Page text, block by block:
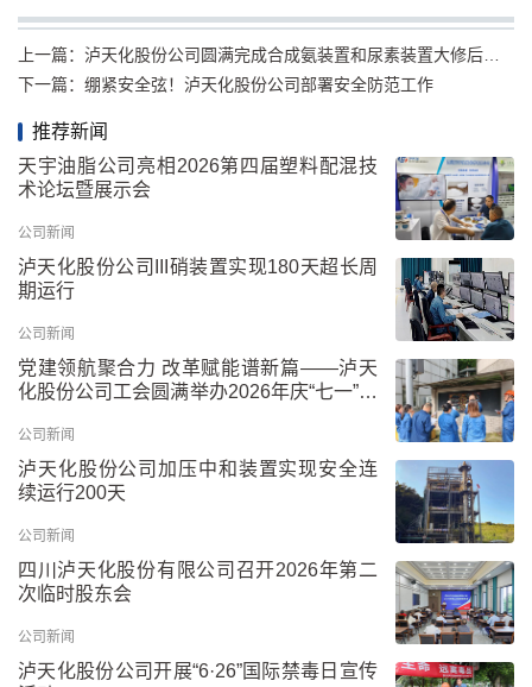
上一篇： 泸天化股份公司圆满完成合成氨装置和尿素装置大修后性能测试
下一篇： 绷紧安全弦！泸天化股份公司部署安全防范工作
推荐新闻
天宇油脂公司亮相2026第四届塑料配混技
术论坛暨展示会
公司新闻
泸天化股份公司III硝装置实现180天超长周
期运行
公司新闻
党建领航聚合力 改革赋能谱新篇——泸天
化股份公司工会圆满举办2026年庆“七一”板
公司新闻
泸天化股份公司加压中和装置实现安全连
续运行200天
公司新闻
四川泸天化股份有限公司召开2026年第二
次临时股东会
公司新闻
泸天化股份公司开展“6·26”国际禁毒日宣传